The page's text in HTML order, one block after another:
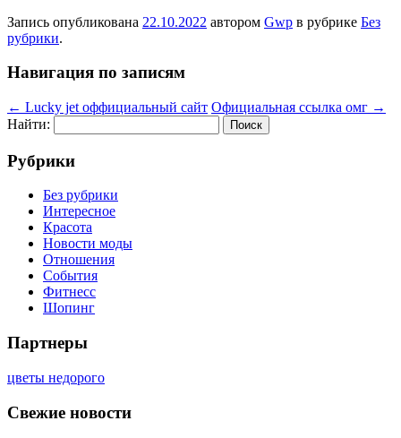
Запись опубликована 22.10.2022 автором Gwp в рубрике Без
рубрики.
Навигация по записям
← Lucky jet оффициальный сайт Официальная ссылка омг →
Найти:
Рубрики
Без рубрики
Интересное
Красота
Новости моды
Отношения
События
Фитнесс
Шопинг
Партнеры
цветы недорого
Свежие новости